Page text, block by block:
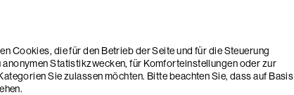
Cookies, die für den Betrieb der Seite und für die Steuerung
Statistikzwecken, für Komforteinstellungen oder zur
Sie zulassen möchten. Bitte beachten Sie, dass auf Basis